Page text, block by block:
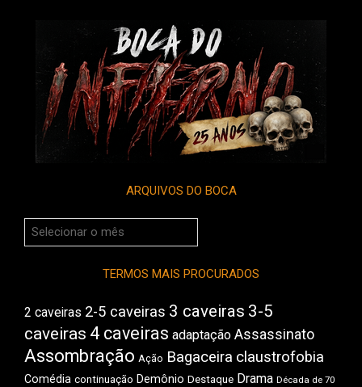
ARQUIVOS DO BOCA
Arquivos
do
TERMOS MAIS PROCURADOS
2 caveiras 2-5 caveiras 3 caveiras 3-5
caveiras 4 caveiras adaptação Assassinato
Assombração Ação Bagaceira claustrofobia
Comédia continuação Demônio Destaque Drama Década de 70